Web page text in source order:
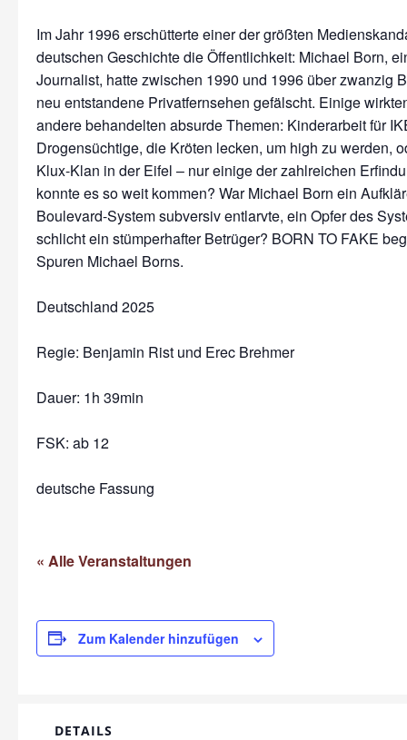
Im Jahr 1996 erschütterte einer der größten
deutschen Geschichte die Öffentlichkeit: Michael Born,
Journalist, hatte zwischen 1990 und 1996 über zwanzig
neu entstandene Privatfernsehen gefälscht. Einige
andere behandelten absurde Themen: Kinderarbeit für
Drogensüchtige, die Kröten lecken, um high zu werden,
Klux-Klan in der Eifel – nur einige der zahlreichen
konnte es so weit kommen? War Michael Born ein
Boulevard-System subversiv entlarvte, ein Opfer des
schlicht ein stümperhafter Betrüger? BORN TO FAKE
Spuren Michael Borns.
Deutschland 2025
Regie: Benjamin Rist und Erec Brehmer
Dauer: 1h 39min
FSK: ab 12
deutsche Fassung
« Alle Veranstaltungen
Zum Kalender hinzufügen
DETAILS